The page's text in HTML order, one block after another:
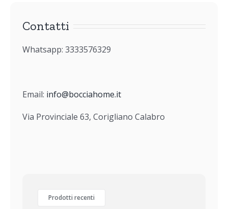
Contatti
Whatsapp: 3333576329
Email: info@bocciahome.it
Via Provinciale 63, Corigliano Calabro
Prodotti recenti